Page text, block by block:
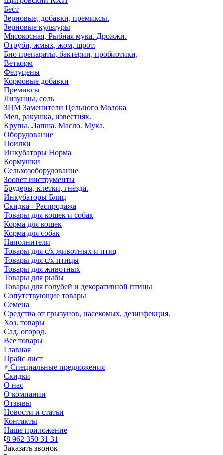
Бест
Зерновые, добавки, премиксы.
Зерновые культуры
Мясокосная, Рыбная мука. Дрожжи.
Отруби, жмых, жом, шрот.
Био препараты, бактерии, пробиотики,
Веткорм
Фелуцены
Кормовые добавки
Премиксы
Лизунцы, соль
ЗЦМ Заменители Цельного Молока
Мел, ракушка, известняк.
Крупы. Лапша. Масло. Мука.
Оборудование
Поилки
Инкубаторы Норма
Кормушки
Сельхозоборудование
Зоовет инструменты
Брудеры, клетки, гнёзда.
Инкубаторы Блиц
Скидка - Распродажа
Товары для кошек и собак
Корма для кошек
Корма для собак
Наполнители
Товары для с/х животных и птиц
Товары для с/х птицы
Товары для животных
Товары для рыбы
Товары для голубей и декоративной птицы
Сопутствующие товары
Семена
Средства от грызунов, насекомых, дезинфекция.
Хоз. товары
Сад, огород.
Все товары
Главная
Прайс лист
Специальные предложения
Скидки
О нас
О компании
Отзывы
Новости и статьи
Контакты
Наше приложение
8 962 350 31 31
Заказать звонок